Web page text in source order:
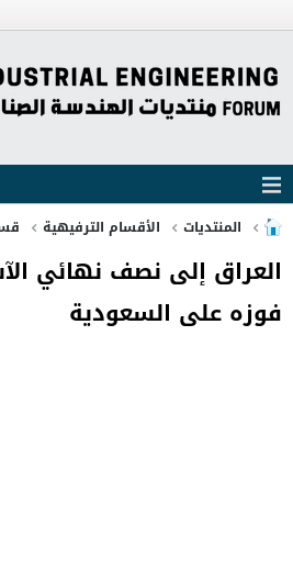
المنتديات الأقسام الترفيهية
العراق إلى نصف نهائي
فوزه على السعودية